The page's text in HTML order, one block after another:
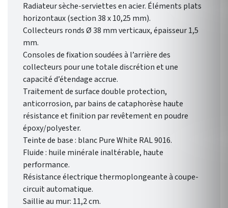
Radiateur sèche-serviettes en acier. Éléments plats
horizontaux (section 38 x 10,25 mm).
Collecteurs ronds Ø 38 mm verticaux, épaisseur 1,5
mm.
Consoles de fixation soudées à l’arrière des
collecteurs pour une totale discrétion et une
capacité d’étendage accrue.
Traitement de surface double protection,
anticorrosion, par bains de cataphorèse haute
résistance et finition par revêtement en poudre
époxy/polyester.
Teinte de base : blanc Pure White RAL 9016.
Fluide : huile minérale inaltérable, haute
performance.
Résistance électrique thermoplongeante à coupe-
circuit automatique.
Saillie au mur: 11,2 cm.